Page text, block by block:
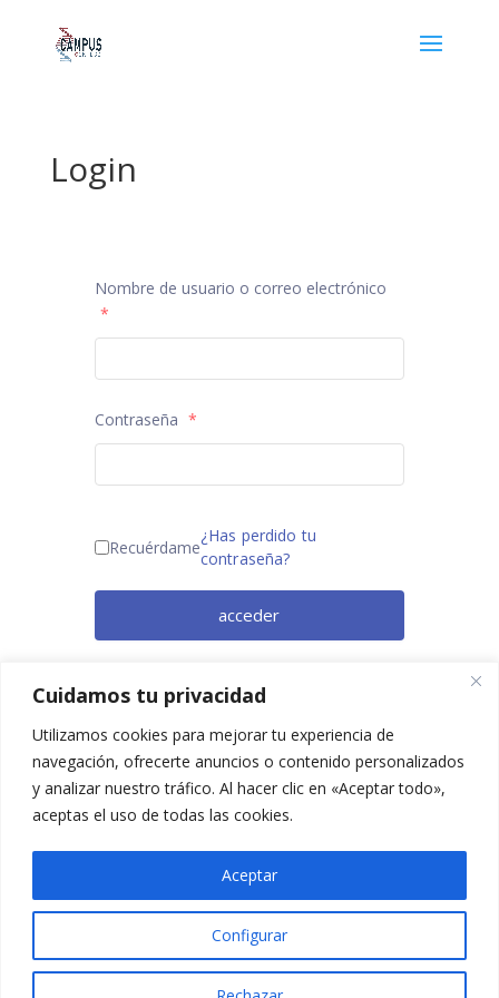
Cuidamos tu privacidad
Utilizamos cookies para mejorar tu experiencia de
navegación, ofrecerte anuncios o contenido personalizados
y analizar nuestro tráfico. Al hacer clic en «Aceptar todo»,
aceptas el uso de todas las cookies.
Configurar
Aceptar
Login
Nombre de usuario o correo electrónico
*
Contraseña *
Recuérdame
¿Has perdido tu
contraseña?
acceder
ahora.
2025 © Confesq |Política de cookies|Política de